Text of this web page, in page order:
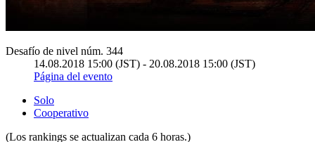
Desafío de nivel núm. 344
14.08.2018 15:00 (JST) - 20.08.2018 15:00 (JST)
Página del evento
Solo
Cooperativo
(Los rankings se actualizan cada 6 horas.)